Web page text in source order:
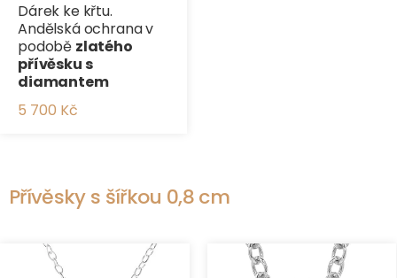
Dárek ke křtu.
Andělská ochrana v
podobě zlatého
přívěsku s
diamantem
5 700 Kč
Přívěsky s šířkou 0,8 cm